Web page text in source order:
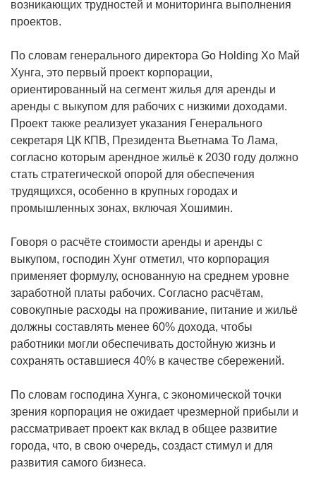
возникающих трудностей и мониторинга выполнения
проектов.
По словам генерального директора Go Holding Хо Май
Хунга, это первый проект корпорации,
ориентированный на сегмент жилья для аренды и
аренды с выкупом для рабочих с низкими доходами.
Проект также реализует указания Генерального
секретаря ЦК КПВ, Президента Вьетнама То Лама,
согласно которым арендное жильё к 2030 году должно
стать стратегической опорой для обеспечения
трудящихся, особенно в крупных городах и
промышленных зонах, включая Хошимин.
Говоря о расчёте стоимости аренды и аренды с
выкупом, господин Хунг отметил, что корпорация
применяет формулу, основанную на среднем уровне
заработной платы рабочих. Согласно расчётам,
совокупные расходы на проживание, питание и жильё
должны составлять менее 60% дохода, чтобы
работники могли обеспечивать достойную жизнь и
сохранять оставшиеся 40% в качестве сбережений.
По словам господина Хунга, с экономической точки
зрения корпорация не ожидает чрезмерной прибыли и
рассматривает проект как вклад в общее развитие
города, что, в свою очередь, создаст стимул и для
развития самого бизнеса.